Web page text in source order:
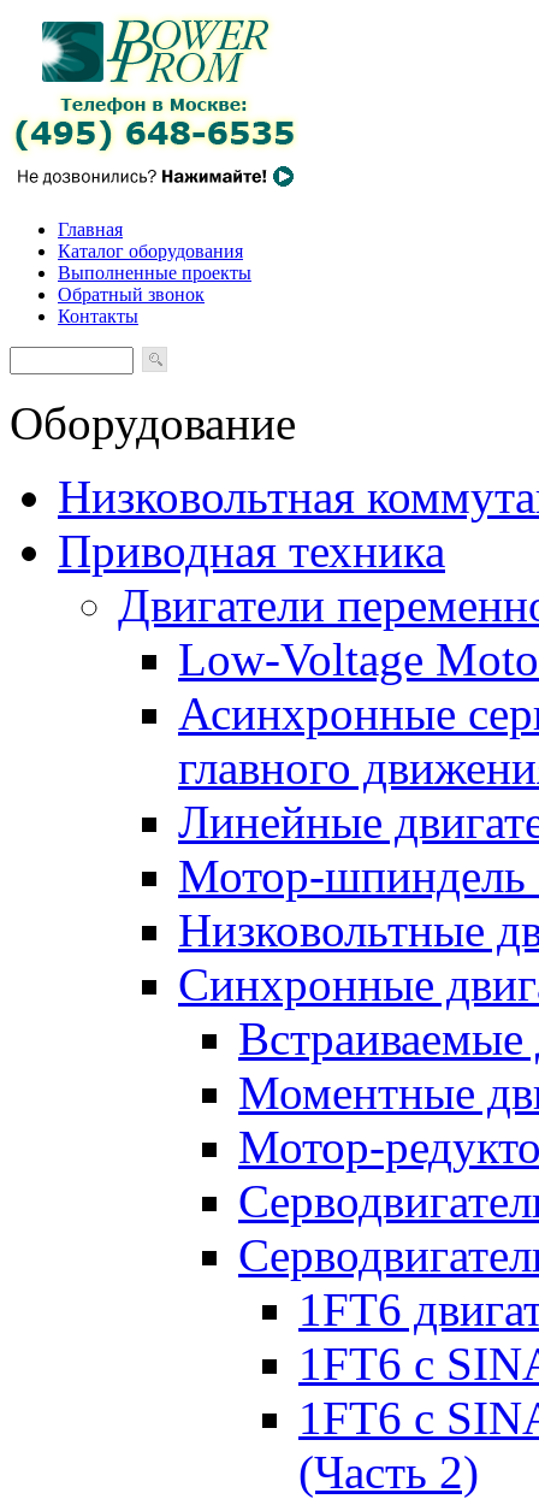
Главная
Каталог оборудования
Выполненные проекты
Обратный звонок
Контакты
Оборудование
Низковольтная
Приводная техника
Двигатели
Low-Voltage
Асинхронные
главного
Линейные
Мотор-шпиндель
Низковольтные
Синхронные
Встраиваемые
Моментные
Мотор-
1FT6
1FT6 с
1FT6 с
(Часть 2)